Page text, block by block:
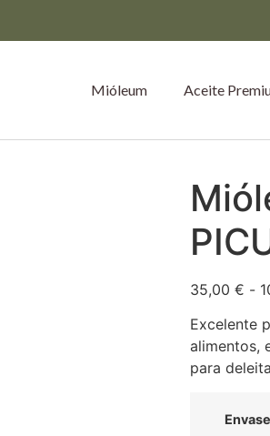
Mióleum Aceite
35,00 € -
Excelente
alimentos,
para
Envase